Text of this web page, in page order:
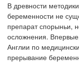
В древности
беременности не
препарат спорыньи,
осложнения.
Англии по
прерывание